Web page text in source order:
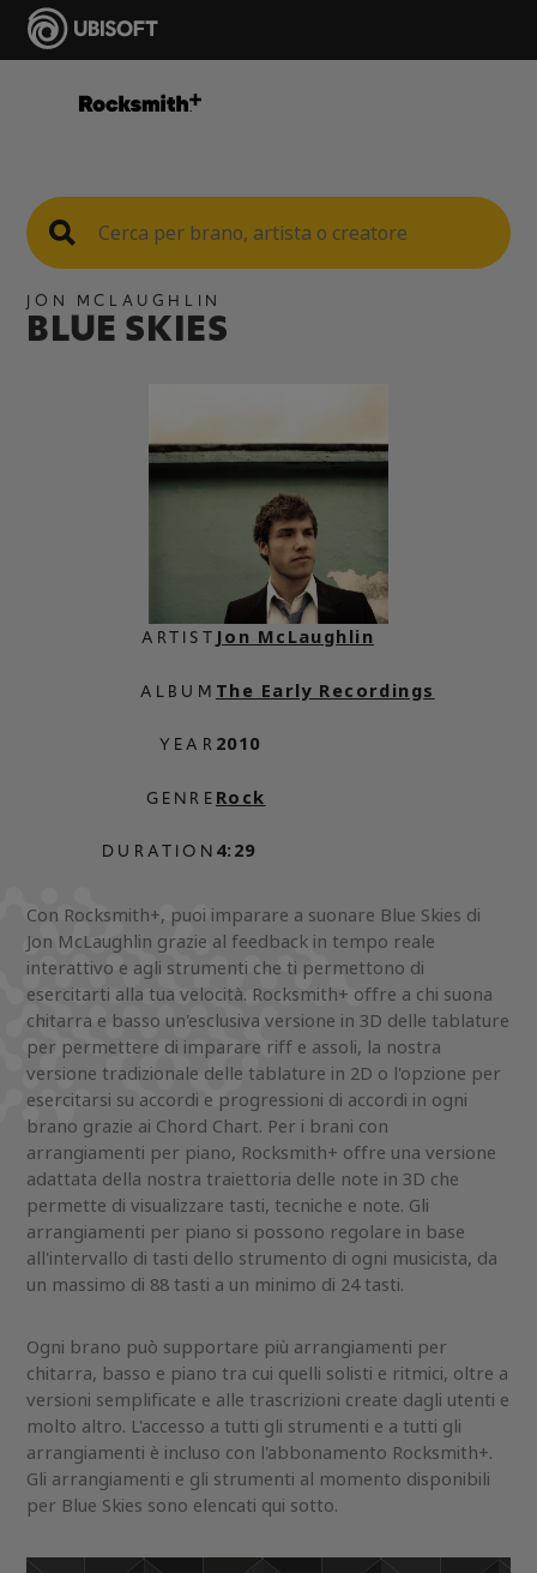
JON MCLAUGHLIN
BLUE SKIES
ARTIST
ALBUM
YEAR
GENRE
DURATION
Jon McLaughlin
The Early Recordings
2010
Rock
4:29
Con Rocksmith+, puoi imparare a suonare Blue Skies di
Jon McLaughlin grazie al feedback in tempo reale
interattivo e agli strumenti che ti permettono di
esercitarti alla tua velocità. Rocksmith+ offre a chi suona
chitarra e basso un'esclusiva versione in 3D delle tablature
per permettere di imparare riff e assoli, la nostra
versione tradizionale delle tablature in 2D o l'opzione per
esercitarsi su accordi e progressioni di accordi in ogni
brano grazie ai Chord Chart. Per i brani con
arrangiamenti per piano, Rocksmith+ offre una versione
adattata della nostra traiettoria delle note in 3D che
permette di visualizzare tasti, tecniche e note. Gli
arrangiamenti per piano si possono regolare in base
all'intervallo di tasti dello strumento di ogni musicista, da
un massimo di 88 tasti a un minimo di 24 tasti.
Ogni brano può supportare più arrangiamenti per
chitarra, basso e piano tra cui quelli solisti e ritmici, oltre a
versioni semplificate e alle trascrizioni create dagli utenti e
molto altro. L'accesso a tutti gli strumenti e a tutti gli
arrangiamenti è incluso con l'abbonamento Rocksmith+.
Gli arrangiamenti e gli strumenti al momento disponibili
per Blue Skies sono elencati qui sotto.